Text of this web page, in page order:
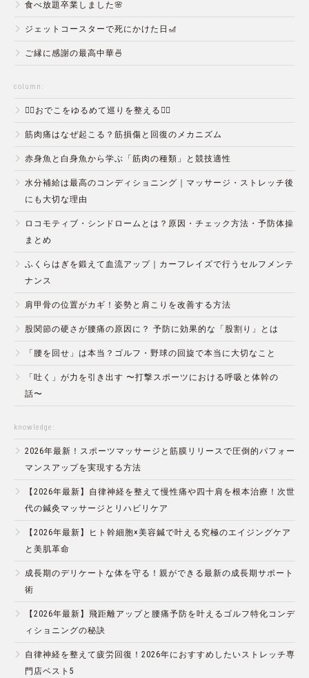
食べ放題卒業しました🌸
ジェットコースターで死にかけた日🎢
ご縁に感謝の最高中華🍜
column:
💆‍♀️おでこをゆるめて巡りを整える💆‍♂️
筋肉痛はなぜ起こる？筋損傷と回復のメカニズム
赤身魚と白身魚から学ぶ「筋肉の種類」と競技適性
水分補給は最高のコンディショニング｜マッサージ・ストレッチ後
にも大切な理由
ロコモティブ・シンドロームとは？原因・チェック方法・予防体操
まとめ
ふくらはぎを鍛えて血流アップ｜カーフレイズで行うセルフメンテ
ナンス
肩甲骨の位置がカギ！姿勢と肩こりを改善する方法
股関節の硬さが腰痛の原因に？ 予防に効果的な「股割り」とは
「腰を回せ」は本当？ゴルフ・野球の回旋で本当に大切なこと
「吐く」が力を引き出す 〜打撃スポーツにおける呼吸と体幹の
話〜
knowledge:
2026年最新！スポーツマッサージと筋膜リリースで圧倒的パフォー
マンスアップを実現する方法
【2026年最新】自律神経を整えて慢性痛や四十肩を根本治療！次世
代の鍼灸マッサージとリハビリケア
【2026年最新】ヒト幹細胞×美容鍼で叶える究極のエイジングケア
と美肌革命
成長期のデリケートな体を守る！親ができる最新の成長期サポート
術
【2026年最新】飛距離アップと腰痛予防を叶えるゴルフ特化コンデ
ィショニングの秘訣
自律神経を整えて疲労回復！2026年におすすめしたいストレッチ専
門店ベスト5